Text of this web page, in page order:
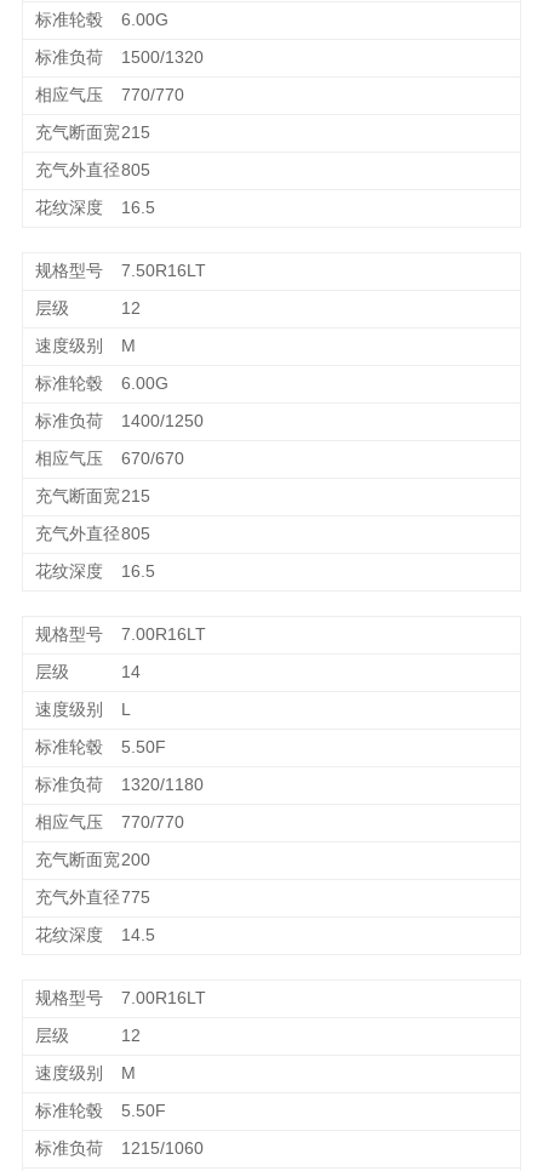
6.00G
1500/1320
770/770
215
805
16.5
7.50R16LT
12
M
6.00G
1400/1250
670/670
215
805
16.5
7.00R16LT
14
L
5.50F
1320/1180
770/770
200
775
14.5
7.00R16LT
12
M
5.50F
1215/1060